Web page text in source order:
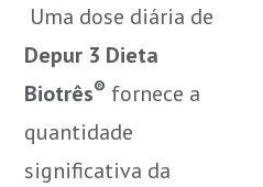
Uma dose diária de
Depur 3 Dieta
Biotrês® fornece a
quantidade
significativa da